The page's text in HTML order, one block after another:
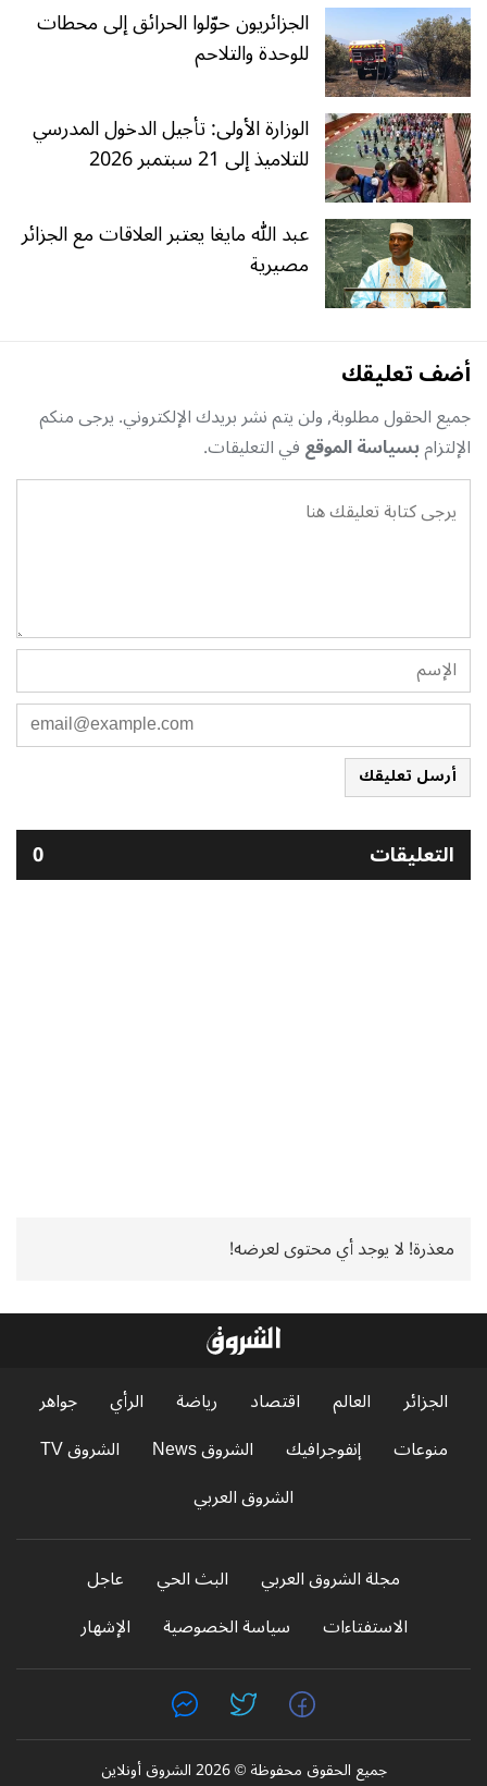
الجزائريون حوّلوا الحرائق إلى محطات
للوحدة والتلاحم
الوزارة الأولى: تأجيل الدخول المدرسي
للتلاميذ إلى 21 سبتمبر 2026
عبد الله مايغا يعتبر العلاقات مع الجزائر
مصيرية
أضف تعليقك
جميع الحقول مطلوبة, ولن يتم نشر بريدك الإلكتروني. يرجى منكم
الإلتزامبسياسة الموقعفي التعليقات.
أرسل تعليقك
التعليقات 0
معذرة! لا يوجد أي محتوى لعرضه!
الجزائر العالم اقتصاد رياضة الرأي
جواهر
منوعات
إنفوجرافيك الشروق News
الشروق TV
الشروق العربي
مجلة الشروق العربي البث الحي
عاجل
الاستفتاءات
سياسة الخصوصية الإشهار
جميع الحقوق محفوظة © 2026 الشروق أونلاين